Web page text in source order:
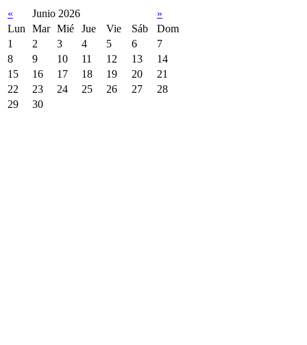
« Junio 2026
»
Lun
Mar Mié Jue Vie Sáb
Dom
1
2 3 4 5 6
7
8
9 10 11 12 13
14
15
16 17 18 19 20
21
22
23 24 25 26 27
28
29
30